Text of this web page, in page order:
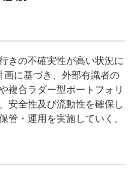
きの不確実性が高い状況に
画に基づき、外部有識者の
複合ラダー型ポートフォリ
安全性及び流動性を確保し
管・運用を実施していく。